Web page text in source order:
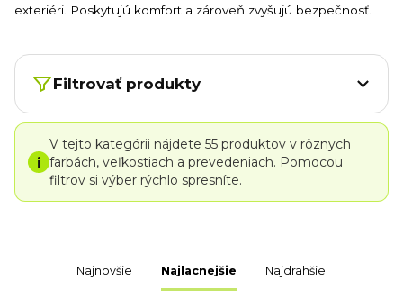
exteriéri. Poskytujú komfort a zároveň zvyšujú bezpečnosť.
Filtrovať produkty
i
V tejto kategórii nájdete 55 produktov v rôznych
farbách, veľkostiach a prevedeniach. Pomocou
filtrov si výber rýchlo spresníte.
Najnovšie Najlacnejšie Najdrahšie